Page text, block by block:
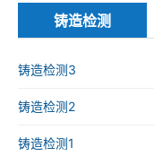
铸造检测
铸造检测3
铸造检测2
铸造检测1